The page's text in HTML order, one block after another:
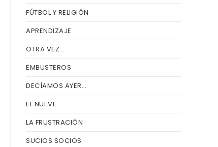
FÚTBOL Y RELIGIÓN
APRENDIZAJE
OTRA VEZ…
EMBUSTEROS
DECÍAMOS AYER…
EL NUEVE
LA FRUSTRACIÓN
SUCIOS SOCIOS